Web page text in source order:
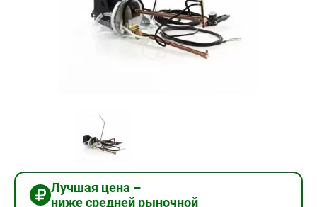
Лучшая цена –
ниже средней рыночной
Добавить в корзину
Купить в 1 клик